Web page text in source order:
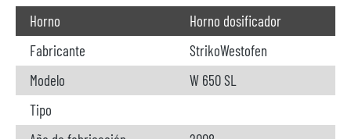
Horno
Horno dosificador
Fabricante
StrikoWestofen
Modelo
W 650 SL
Tipo